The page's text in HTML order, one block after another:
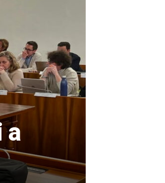
a